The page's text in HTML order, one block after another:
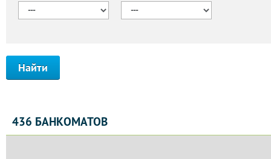
Найти
436 БАНКОМАТОВ